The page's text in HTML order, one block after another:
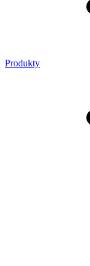
Produkty